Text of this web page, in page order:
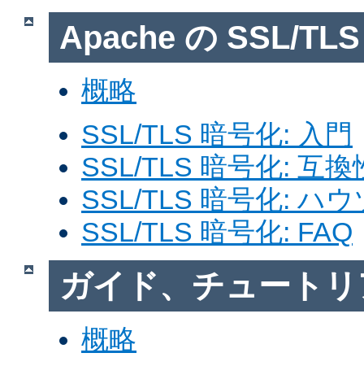
Apache の SSL/
概略
SSL/TLS 暗号化: 入門
SSL/TLS 暗号化: 互換
SSL/TLS 暗号化: ハウ
SSL/TLS 暗号化: FAQ
ガイド、チュート
概略